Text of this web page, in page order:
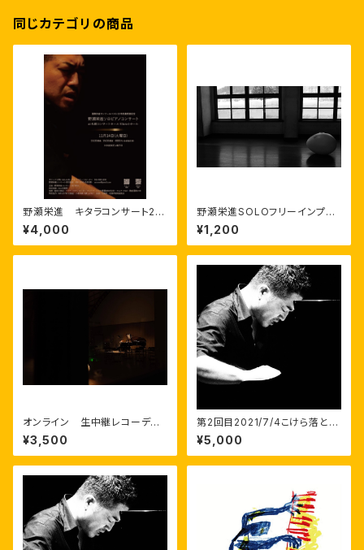
同じカテゴリの商品
野瀬栄進 キタラコンサート20
23
¥4,000
野瀬栄進SOLOフリーインプロ
ビゼーション 2021.2.14 美唄
アルテピアッツァ
¥1,200
オンライン 生中継レコーディ
ング風景 at KITARA202010/
31 （あとでもみれます）
¥3,500
第2回目2021/7/4こけら落とし
コンサート生配信＋後でも見え
る映像。
¥5,000